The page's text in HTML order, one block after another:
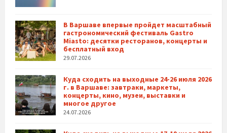
В Варшаве впервые пройдет масштабный
гастрономический фестиваль Gastro
Miasto: десятки ресторанов, концерты и
бесплатный вход
29.07.2026
Куда сходить на выходные 24-26 июля 2026
г. в Варшаве: завтраки, маркеты,
концерты, кино, музеи, выставки и
многое другое
24.07.2026